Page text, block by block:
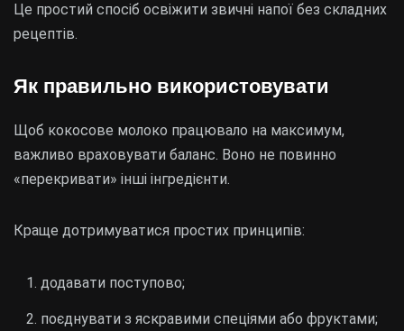
Це простий спосіб освіжити звичні напої без складних
рецептів.
Як правильно використовувати
Щоб кокосове молоко працювало на максимум,
важливо враховувати баланс. Воно не повинно
«перекривати» інші інгредієнти.
Краще дотримуватися простих принципів:
додавати поступово;
поєднувати з яскравими спеціями або фруктами;